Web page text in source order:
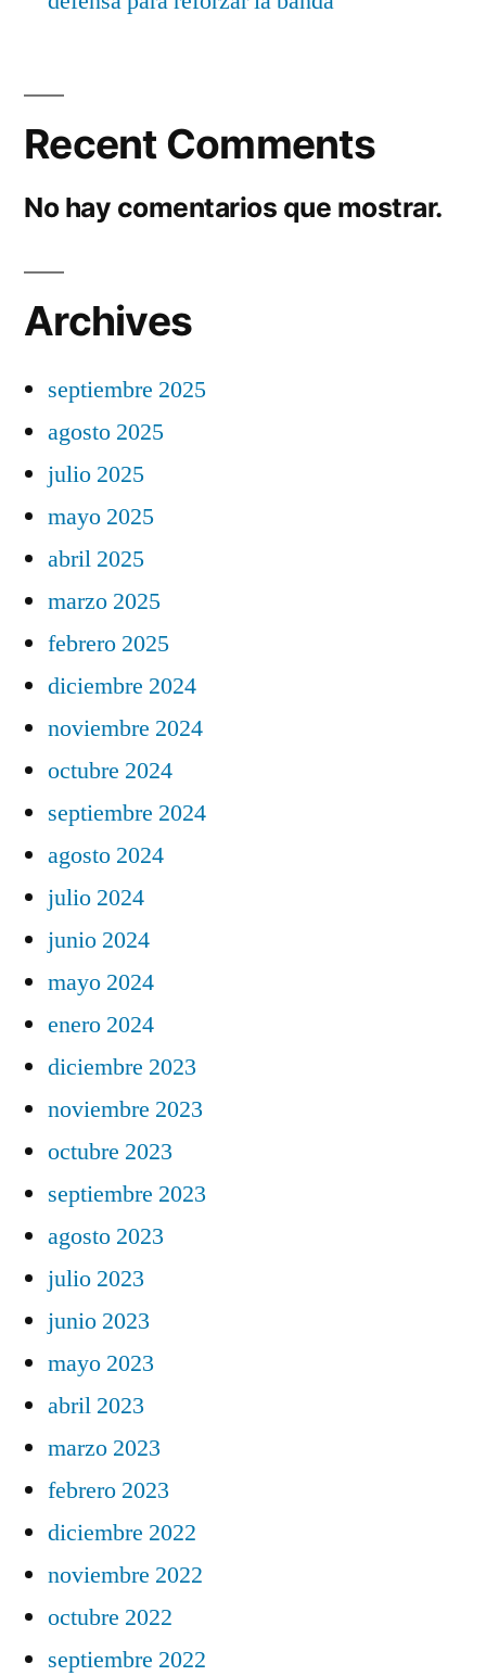
Recent Comments
No hay comentarios que mostrar.
Archives
septiembre 2025
agosto 2025
julio 2025
mayo 2025
abril 2025
marzo 2025
febrero 2025
diciembre 2024
noviembre 2024
octubre 2024
septiembre 2024
agosto 2024
julio 2024
junio 2024
mayo 2024
enero 2024
diciembre 2023
noviembre 2023
octubre 2023
septiembre 2023
agosto 2023
julio 2023
junio 2023
mayo 2023
abril 2023
marzo 2023
febrero 2023
diciembre 2022
noviembre 2022
octubre 2022
septiembre 2022